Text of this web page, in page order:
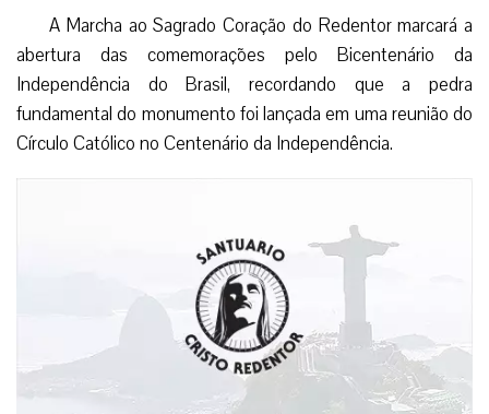
A Marcha ao Sagrado Coração do Redentor marcará a
abertura das comemorações pelo Bicentenário da
Independência do Brasil, recordando que a pedra
fundamental do monumento foi lançada em uma reunião do
Círculo Católico no Centenário da Independência.